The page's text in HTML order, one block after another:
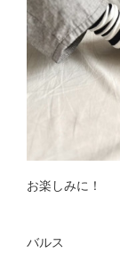
お楽しみに！
バルス